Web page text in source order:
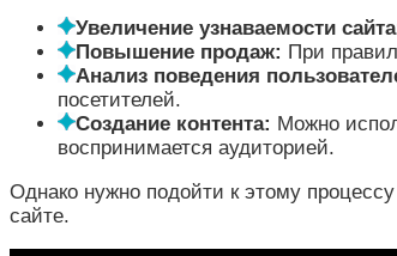
Увеличение узнаваемости
Повышение продаж: При
Анализ поведения
посетителей.
Создание контента: Можно
воспринимается аудиторией.
Однако нужно подойти к этому
сайте.